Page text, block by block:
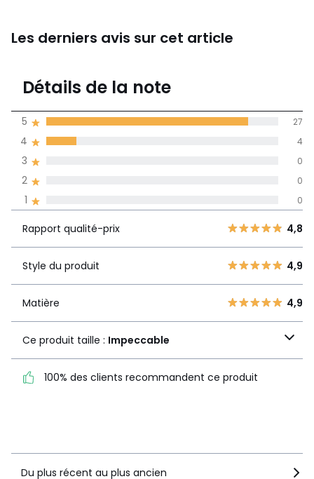
Les derniers avis sur cet article
4,9
moyenne des avis
dans toutes les
1 0
2
3 0
4
5 4,8
4,9
4,9
Impeccable
100% des clients
Détails de la note
1 0
2 0
3 0
4 4
5 27
Rapport qualité-prix 4,8
Style du produit 4,9
Matière 4,9
Ce produit taille : Impeccable
100% des clients recommandent ce produit
Du plus récent au plus ancien